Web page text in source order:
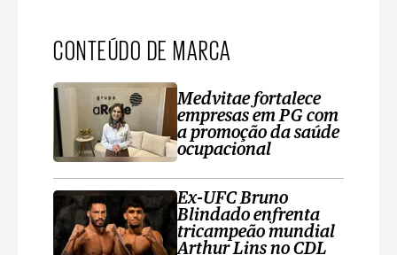
CONTEÚDO DE MARCA
Medvitae fortalece
empresas em PG com
a promoção da saúde
ocupacional
Ex-UFC Bruno
Blindado enfrenta
tricampeão mundial
Arthur Lins no CDL